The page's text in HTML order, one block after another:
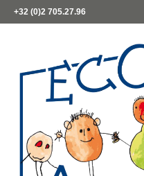
+32 (0)2 705.27.96